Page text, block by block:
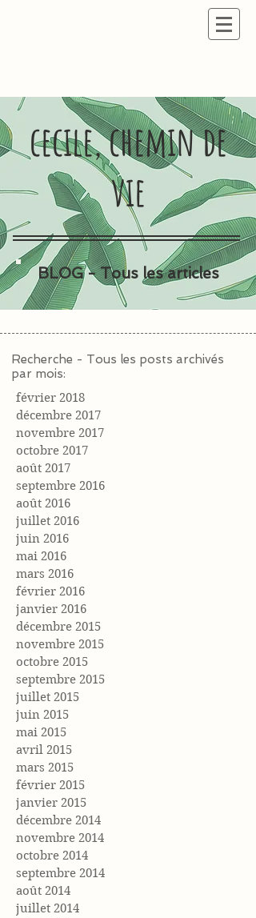
cecile, chemin de
vie
BLOG - Tous les articles
Recherche - Tous les posts archivés
par mois:
février 2018
décembre 2017
novembre 2017
octobre 2017
août 2017
septembre 2016
août 2016
juillet 2016
juin 2016
mai 2016
mars 2016
février 2016
janvier 2016
décembre 2015
novembre 2015
octobre 2015
septembre 2015
juillet 2015
juin 2015
mai 2015
avril 2015
mars 2015
février 2015
janvier 2015
décembre 2014
novembre 2014
octobre 2014
septembre 2014
août 2014
juillet 2014